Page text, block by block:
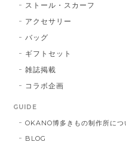
2025/05/26
ストール・スカーフ
アクセサリー
バッグ
ギフトセット
雑誌掲載
コラボ企画
GUIDE
OKANO博多きもの制作所につ
BLOG